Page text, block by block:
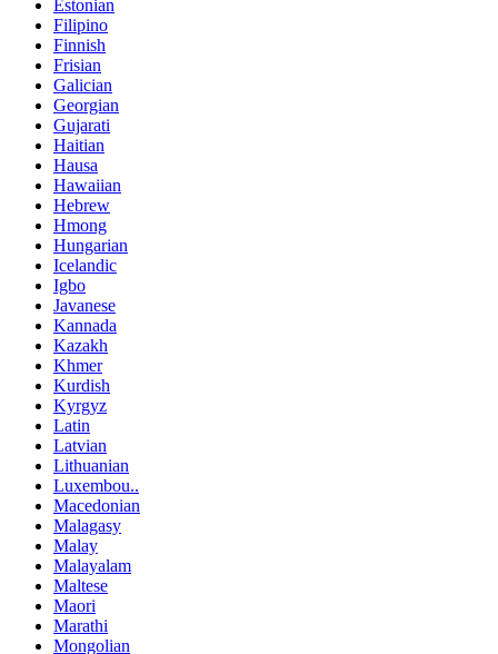
Estonian
Filipino
Finnish
Frisian
Galician
Georgian
Gujarati
Haitian
Hausa
Hawaiian
Hebrew
Hmong
Hungarian
Icelandic
Igbo
Javanese
Kannada
Kazakh
Khmer
Kurdish
Kyrgyz
Latin
Latvian
Lithuanian
Luxembou..
Macedonian
Malagasy
Malay
Malayalam
Maltese
Maori
Marathi
Mongolian